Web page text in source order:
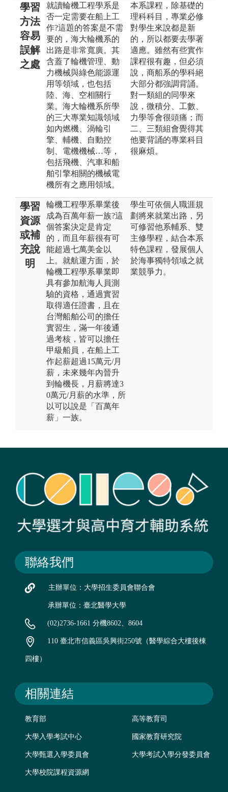
學習
方法
容易
誤解
之處
就讀輪機工程學系是
否一定需要在船上工
作?這題的答案是不需
要的，海大輪機系的
出路是非常寬廣。其
含蓋了輪機管理、動
力機械與綠色能源運
用等領域，也包括
陸、海、空相關行
業。海大輪機系所學
的三大專業知識領域
如內燃機、渦輪引
擎、輔機、自動控
制、電機機械…等，
包括飛機、汽車和船
舶引擎相關的機械電
機所有之應用領域。
本系課程，除基礎的
理科科目，專業必修
對學生來說都是新
的，所以都要去學著
適應。雖然有些實作
課程很有趣，但必須
說，商船系的學科絕
大部分都強調背誦。
對一類組的同學來
說，微積分、工數、
力學等會很頭痛；而
二、三類組會覺得其
他要背誦的專業科目
很麻煩。
學習
資源
或補
充說
明
輪機工程學系畢業後
成為百萬年薪一族?這
個答案決定是肯定
的，而且年薪很有可
能超過七萬美金以
上。就航運方面，於
輪機工程學系畢業即
具有參加航海人員測
驗的資格，通過實習
取得適任證書，且在
台灣船舶公司的擔任
實習生，滿一年後通
過考核，皆可以擔任
甲級船員，在船上工
作起薪超過15萬元/月
薪，未來幾年內晉升
到輪機長，月薪將達3
0萬元/月薪的水準，所
以可以說是「百萬年
薪」一族。
學生可依個人職涯規
劃將來就業出路，另
可修習他系輔系、雙
主修學程，結合本系
特色課程，發展個人
於海事獨特領域之就
業競爭力。
聯絡我們
主辦單位：大學招生委員會聯合會
承辦單位：臺北醫學大學
(02)2736-1661 分機8602、8604
110 臺北市信義區吳興街250號（醫學綜合大樓後棟
四樓）
相關連結
教育部 高等教育司
大學入學考試中心 國家教育研究院
大學甄選入學委員會 大學考試入學分發委員會
大學校院課程資源網